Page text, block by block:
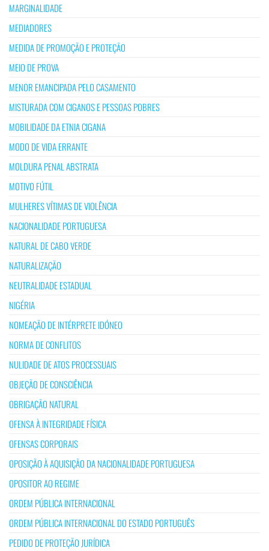
MARGINALIDADE
MEDIADORES
MEDIDA DE PROMOÇÃO E PROTEÇÃO
MEIO DE PROVA
MENOR EMANCIPADA PELO CASAMENTO
MISTURADA COM CIGANOS E PESSOAS POBRES
MOBILIDADE DA ETNIA CIGANA
MODO DE VIDA ERRANTE
MOLDURA PENAL ABSTRATA
MOTIVO FÚTIL
MULHERES VÍTIMAS DE VIOLÊNCIA
NACIONALIDADE PORTUGUESA
NATURAL DE CABO VERDE
NATURALIZAÇÃO
NEUTRALIDADE ESTADUAL
NIGÉRIA
NOMEAÇÃO DE INTÉRPRETE IDÓNEO
NORMA DE CONFLITOS
NULIDADE DE ATOS PROCESSUAIS
OBJEÇÃO DE CONSCIÊNCIA
OBRIGAÇÃO NATURAL
OFENSA À INTEGRIDADE FÍSICA
OFENSAS CORPORAIS
OPOSIÇÃO À AQUISIÇÃO DA NACIONALIDADE PORTUGUESA
OPOSITOR AO REGIME
ORDEM PÚBLICA INTERNACIONAL
ORDEM PÚBLICA INTERNACIONAL DO ESTADO PORTUGUÊS
PEDIDO DE PROTEÇÃO JURÍDICA